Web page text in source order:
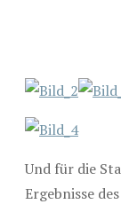
Und für die
Ergebnisse